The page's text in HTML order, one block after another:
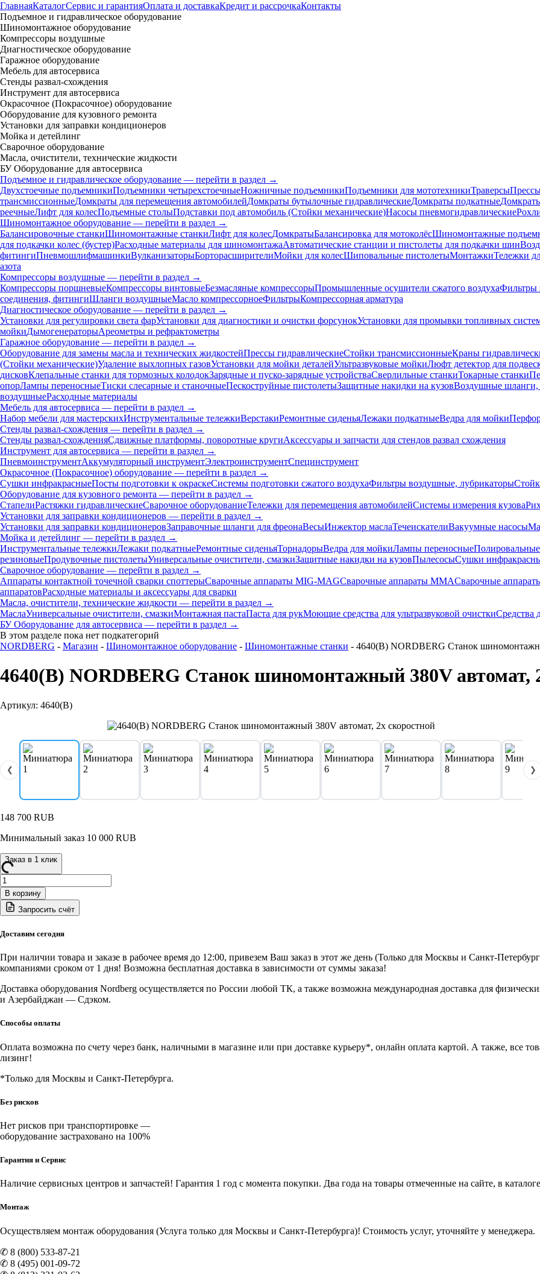
ГлавнаяКаталогСервис и гарантияОплата и доставкаКредит и рассрочкаКонтакты
Подъемное и гидравлическое оборудование
Шиномонтажное оборудование
Компрессоры воздушные
Диагностическое оборудование
Гаражное оборудование
Мебель для автосервиса
Стенды развал-схождения
Инструмент для автосервиса
Окрасочное (Покрасочное) оборудование
Оборудование для кузовного ремонта
Установки для заправки кондиционеров
Мойка и детейлинг
Сварочное оборудование
Масла, очистители, технические жидкости
БУ Оборудование для автосервиса
Подъемное и гидравлическое оборудование — перейти в раздел →
Двухстоечные подъемникиПодъемники четырехстоечныеНожничные подъемникиПодъемники для мототехникиТраверсы
трансмиссионныеДомкраты для перемещения автомобилейДомкраты бутылочные гидравлическиеДомкраты подкатные
реечныеЛифт для колесПодъемные столыПодставки под автомобиль (Стойки механические)Насосы пневмогидравлические
Шиномонтажное оборудование — перейти в раздел →
Балансировочные станкиШиномонтажные станкиЛифт для колесДомкратыБалансировка для мотоколёсШиномонтажные
для подкачки колес (бустер)Расходные материалы для шиномонтажаАвтоматические станции и пистолеты для подкачки шин
фитингиПневмошлифмашинкиВулканизаторыБорторасширителиМойки для колесШиповальные пистолетыМонтажкиТележки
азота
Компрессоры воздушные — перейти в раздел →
Компрессоры поршневыеКомпрессоры винтовыеБезмасляные компрессорыПромышленные осушители сжатого воздухаФильтры
соединения, фитингиШланги воздушныеМасло компрессорноеФильтрыКомпрессорная арматура
Диагностическое оборудование — перейти в раздел →
Установки для регулировки света фарУстановки для диагностики и очистки форсунокУстановки для промывки топливных
мойкиДымогенераторыАреометры и рефрактометры
Гаражное оборудование — перейти в раздел →
Оборудование для замены масла и технических жидкостейПрессы гидравлическиеСтойки трансмиссионныеКраны
(Стойки механические)Удаление выхлопных газовУстановки для мойки деталейУльтразвуковые мойкиЛюфт детектор для
дисковКлепальные станки для тормозных колодокЗарядные и пуско-зарядные устройстваСверлильные станкиТокарные станки
опорЛампы переносныеТиски слесарные и станочныеПескоструйные пистолетыЗащитные накидки на кузовВоздушные шланги,
воздушныеРасходные материалы
Мебель для автосервиса — перейти в раздел →
Набор мебели для мастерскихИнструментальные тележкиВерстакиРемонтные сиденьяЛежаки подкатныеВедра для мойки
Стенды развал-схождения — перейти в раздел →
Стенды развал-схожденияСдвижные платформы, поворотные кругиАксессуары и запчасти для стендов развал схождения
Инструмент для автосервиса — перейти в раздел →
ПневмоинструментАккумуляторный инструментЭлектроинструментСпецинструмент
Окрасочное (Покрасочное) оборудование — перейти в раздел →
Сушки инфракрасныеПосты подготовки к окраскеСистемы подготовки сжатого воздухаФильтры воздушные, лубрикаторы
Оборудование для кузовного ремонта — перейти в раздел →
СтапелиРастяжки гидравлическиеСварочное оборудованиеТележки для перемещения автомобилейСистемы измерения кузова
Установки для заправки кондиционеров — перейти в раздел →
Установки для заправки кондиционеровЗаправочные шланги для фреонаВесыИнжектор маслаТечеискателиВакуумные насосы
Мойка и детейлинг — перейти в раздел →
Инструментальные тележкиЛежаки подкатныеРемонтные сиденьяТорнадорыВедра для мойкиЛампы переносные
резиновыеПродувочные пистолетыУниверсальные очистители, смазкиЗащитные накидки на кузовПылесосыСушки
Сварочное оборудование — перейти в раздел →
Аппараты контактной точечной сварки cпоттерыСварочные аппараты MIG-MAGСварочные аппараты MMAСварочные
аппаратовРасходные материалы и аксессуары для сварки
Масла, очистители, технические жидкости — перейти в раздел →
МаслаУниверсальные очистители, смазкиМонтажная пастаПаста для рукМоющие средства для ультразвуковой очисткиСредства
БУ Оборудование для автосервиса — перейти в раздел →
В этом разделе пока нет подкатегорий
NORDBERG - Магазин - Шиномонтажное оборудование - Шиномонтажные станки - 4640(B) NORDBERG Станок
4640(B) NORDBERG Станок шиномонтажный 380V автомат,
Артикул: 4640(B)
❮ ❯
148 700 RUB
Минимальный заказ 10 000 RUB
Заказ в 1 клик
Количество
товара
4640(B)
NORDBERG
шиномонтажный
автомат,
2х
В корзину
Запросить счёт
Доставим сегодня
При наличии товара и заказе в рабочее время до 12:00, привезем Ваш заказ в этот же день (Только для Москвы и Санкт-
компаниями сроком от 1 дня! Возможна бесплатная доставка в зависимости от суммы заказа!
Доставка оборудования Nordberg осуществляется по России любой ТК, а также возможна международная доставка для
и Азербайджан — Сдэком.
Способы оплаты
Оплата возможна по счету через банк, наличными в магазине или при доставке курьеру*, онлайн оплата картой. А также, все
лизинг!
*Только для Москвы и Санкт-Петербурга.
Без рисков
Нет рисков при транспортировке —
оборудование застраховано на 100%
Гарантия и Сервис
Наличие сервисных центров и запчастей! Гарантия 1 год с момента покупки. Два года на товары отмеченные на сайте, в
Монтаж
Осуществляем монтаж оборудования (Услуга только для Москвы и Санкт-Петербурга)! Стоимость услуг, уточняйте у менеджера.
✆ 8 (800) 533-87-21
✆ 8 (495) 001-09-72